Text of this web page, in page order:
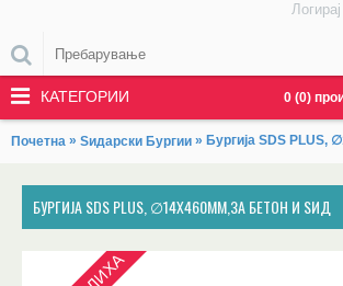
0 (0)
КАТЕГОРИИ
Почетна » Ѕидарски Бургии » Бургија SDS PLUS,
БУРГИЈА SDS PLUS, ∅14X460ММ,ЗА БЕТОН И ЅИД